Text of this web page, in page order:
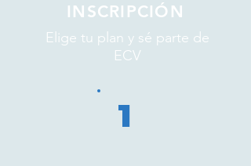
INSCRIPCIÓN
Elige tu plan y sé parte de
ECV
1